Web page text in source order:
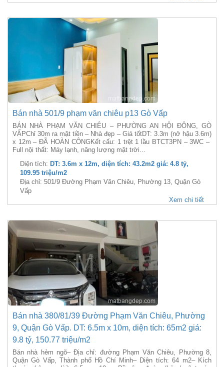
Bán nhà 501/9 phạm văn chiêu p13 Gò Vấp
BÁN NHÀ PHẠM VĂN CHIÊU – PHƯỜNG AN HỘI ĐÔNG, GÒ
VẤPChỉ 30m ra mặt tiền – Nhà đẹp – Giá tốtDT: 3.3m (nở hậu 3.6m)
x 12m – ĐÃ HOÀN CÔNGKết cấu: 1 trệt 1 lầu BTCT3PN – 3WC –
Full nội thất: Máy lạnh, năng lượng mặt trời...
Diện tích: DT: 3.6m x 12m, diện tích: 43.2m2 giá: 4.8 tỷ,
109.95 triệu/m2
Địa chỉ: 501/9 Đường Phạm Văn Chiêu, Phường 13, Quận Gò
Vấp
Xem chi tiết
Bán nhà 380/81/39 Đường Phạm Văn Chiêu, Phường
9, Quận Gò Vấp. DT: 6.5m x 10m, diện tích: 65m2 giá:
9.8 tỷ, 150.77 triệu/m2
Bán nhà hẻm ngõ– Địa chỉ: đường Phạm Văn Chiêu, Phường 8,
Quận Gò Vấp, Thành phố Hồ Chí Minh– Diện tích: 64 m2– Kích